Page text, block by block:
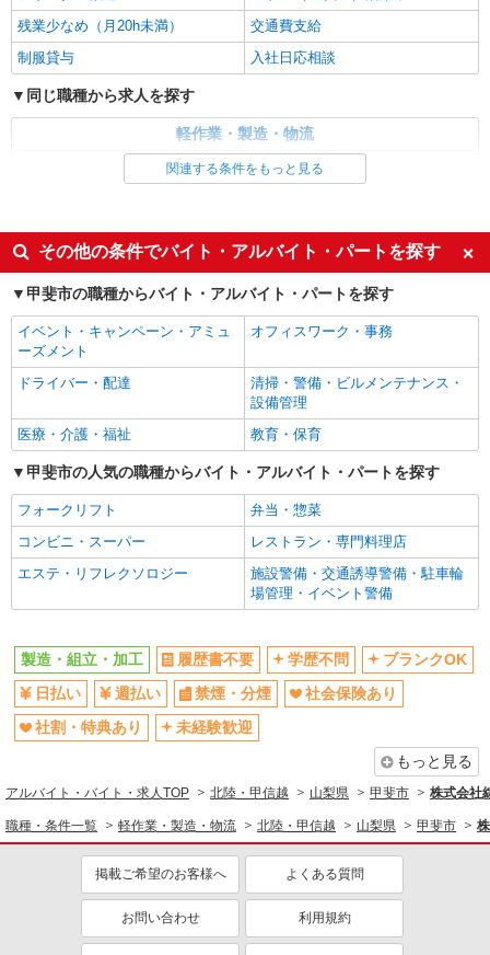
部品のセットとボタン操作（日勤）
時給1350円 ※交通費全額支給（規定あり）
【月収例】24.9万円（20日勤務＋残業20h） ※残
業時間については、多少の増減あり
山梨県甲斐市宇津谷
キープ 詳細を見る
部品のセットとボタン操作（日勤）
時給1350円 ※交通費全額支給（規定あり）
【月収例】24.9万円（20日勤務＋残業20h） ※残
業時間については、多少の増減あり
山梨県甲斐市宇津谷
キープ 詳細を見る
正社員 職業紹介
株式会社リオン
アルミサッシの製造スタッフ
月給245,000円〜280,000円（経験・能力によ
山梨県甲斐市
詳細を見る
株式会社ＭＯＤＥ
組立・軽作業スタッフ
時給1300円〜1625円 月収例26万円 / 残業・そ
の他手当含む 一般物件、レオパレス→住み込みで
お仕事可能★☆ 綺麗な1R、1Kをご用意☆
株式会社Harvest Biz Career甲府営業所/hbc-kf176
クリーンルーム内での半導体製造装置の組立ス
タッフ≫
残業少なめ（月20h未満）
交通費支給
制服貸与
入社日応相談
同じ職種から求人を探す
軽作業・製造・物流
日払い
社会保険あり
未経験歓迎
ミドル（40代～）活躍中
交通費支給
関連する条件をもっと見る
その他の条件でバイト・アルバイト・パートを探す
甲斐市の職種からバイト・アルバイト・パートを探す
イベント・キャンペーン・アミュ
ーズメント
オフィスワーク・事務
ドライバー・配達
清掃・警備・ビルメンテナンス・
設備管理
医療・介護・福祉
教育・保育
甲斐市の人気の職種からバイト・アルバイト・パートを探す
フォークリフト
弁当・惣菜
コンビニ・スーパー
レストラン・専門料理店
エステ・リフレクソロジー
施設警備・交通誘導警備・駐車輪
場管理・イベント警備
製造・組立・加工 履歴書不要 学歴不問
ブランクOK
日払い
週払い 禁煙・分煙
社会保険あり
社割・特典あり
未経験歓迎
もっと見る
アルバイト・バイト・求人TOP 北陸・甲信越 山梨県 甲斐市 株式会社
職種・条件一覧 軽作業・製造・物流 北陸・甲信越 山梨県 甲斐市
掲載ご希望のお客様へ よくある質問
お問い合わせ 利用規約